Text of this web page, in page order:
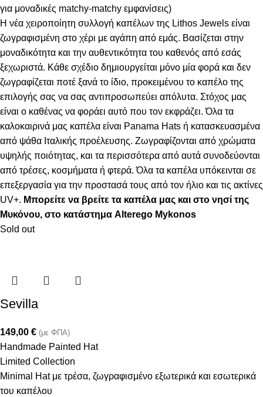
για μοναδικές matchy-matchy εμφανίσεις)
Η νέα χειροποίητη συλλογή καπέλων της Lithos Jewels είναι
ζωγραφισμένη στο χέρι με αγάπη από εμάς. Βασίζεται στην
μοναδικότητα και την αυθεντικότητα του καθενός από εσάς
ξεχωριστά. Κάθε σχέδιο δημιουργείται μόνο μία φορά και δεν
ζωγραφίζεται ποτέ ξανά το ίδιο, προκειμένου το καπέλο της
επιλογής σας να σας αντιπροσωπεύει απόλυτα. Στόχος μας
είναι ο καθένας να φοράει αυτό που τον εκφράζει. Όλα τα
καλοκαιρινά μας καπέλα είναι Panama Hats ή κατασκευασμένα
από ψάθα Ιταλικής προέλευσης. Ζωγραφίζονται από χρώματα
υψηλής ποιότητας, και τα περισσότερα από αυτά συνοδεύονται
από τρέσες, κοσμήματα ή φτερά. Όλα τα καπέλα υπόκεινται σε
επεξεργασία για την προστασά τους από τον ήλιο και τις ακτίνες
UV+. Μπορείτε να βρείτε τα καπέλα μας και στο νησί της
Μυκόνου, στο κατάστημα Alterego Mykonos
Sold out
Sevilla
149,00 € (με ΦΠΑ)
Handmade Painted Hat
Limited Collection
Minimal Hat με τρέσα, ζωγραφισμένο εξωτερικά και εσωτερικά
του καπέλου